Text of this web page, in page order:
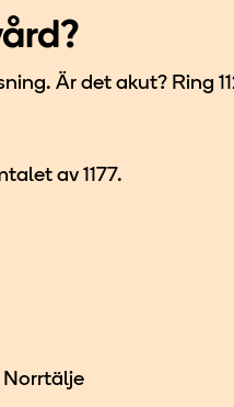
Är det akut? Ring
av 1177.
Norrtälje